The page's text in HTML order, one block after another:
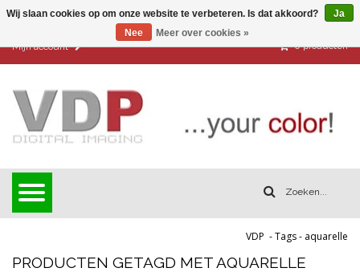
Mijn account 0 producten
VDP -Tags- aquarelle
PRODUCTEN GETAGD MET AQUARELLE
Wij slaan cookies op om onze website te verbeteren. Is dat akkoord?
Ja
Nee
Meer over cookies »